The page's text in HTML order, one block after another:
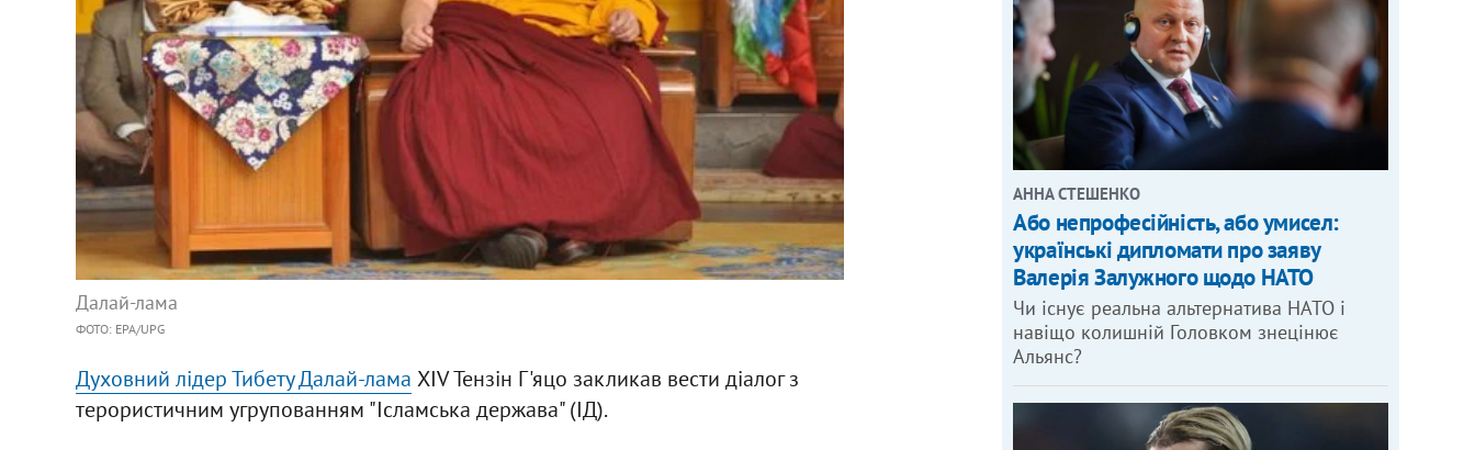
Далай-лама
ФОТО: EPA/UPG
Духовний лідер Тибету Далай-лама XIV Тензін Г'яцо закликав вести діалог з
терористичним угрупованням "Ісламська держава" (ІД).
АННА СТЕШЕНКО
Або непрофесійність, або умисел:
українські дипломати про заяву
Валерія Залужного щодо НАТО
Чи існує реальна альтернатива НАТО і
навіщо колишній Головком знецінює
Альянс?